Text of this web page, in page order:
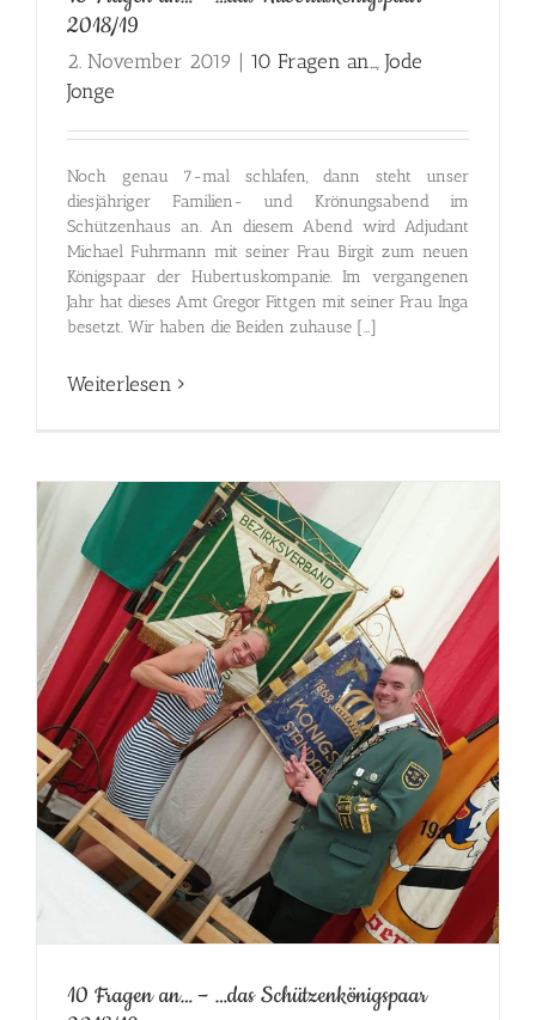
2018/19
2. November 2019 | 10 Fragen an...
Jode
Jonge
Noch genau 7-mal schlafen, dann steht unser
diesjähriger Familien- und Krönungsabend im
Schützenhaus an. An diesem Abend wird Adjudant
Michael Fuhrmann mit seiner Frau Birgit zum neuen
Königspaar der Hubertuskompanie. Im vergangenen
Jahr hat dieses Amt Gregor Fittgen mit seiner Frau Inga
besetzt. Wir haben die Beiden zuhause […]
Weiterlesen
10 Fragen an… – …das Schützenkönigspaar